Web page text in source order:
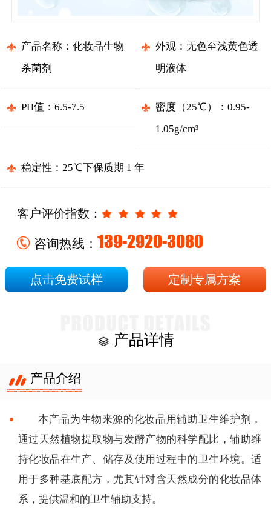
产品名称：化妆品生物
杀菌剂
外观：无色至浅黄色透
明液体
PH值：6.5-7.5
密度（25℃）：0.95-
1.05g/cm³
稳定性：25℃下保质期 1 年
客户评价指数：
咨询热线： 139-2920-3080
点击免费试样 定制专属方案
产品详情
产品介绍
本产品为生物来源的化妆品用辅助卫生维护剂，
通过天然植物提取物与发酵产物的科学配比，辅助维
持化妆品在生产、储存及使用过程中的卫生环境。适
用于多种基底配方，尤其针对含天然成分的化妆品体
系，提供温和的卫生辅助支持。